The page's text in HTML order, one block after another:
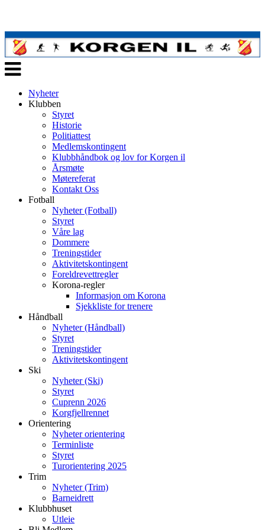
Veksle
navigasjon
Nyheter
Klubben
Styret
Historie
Politiattest
Medlemskontingent
Klubbhåndbok og lov for Korgen il
Årsmøte
Møtereferat
Kontakt Oss
Fotball
Nyheter (Fotball)
Styret
Våre lag
Dommere
Treningstider
Aktivitetskontingent
Foreldrevettregler
Korona-regler
Informasjon om Korona
Sjekkliste for trenere
Håndball
Nyheter (Håndball)
Styret
Treningstider
Aktivitetskontingent
Ski
Nyheter (Ski)
Styret
Cuprenn 2026
Korgfjellrennet
Orientering
Nyheter orientering
Terminliste
Styret
Turorientering 2025
Trim
Nyheter (Trim)
Barneidrett
Klubbhuset
Utleie